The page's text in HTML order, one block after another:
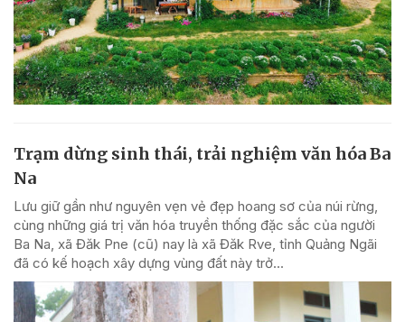
Trạm dừng sinh thái, trải nghiệm văn hóa Ba
Na
Lưu giữ gần như nguyên vẹn vẻ đẹp hoang sơ của núi rừng,
cùng những giá trị văn hóa truyền thống đặc sắc của người
Ba Na, xã Đăk Pne (cũ) nay là xã Đăk Rve, tỉnh Quảng Ngãi
đã có kế hoạch xây dựng vùng đất này trở...